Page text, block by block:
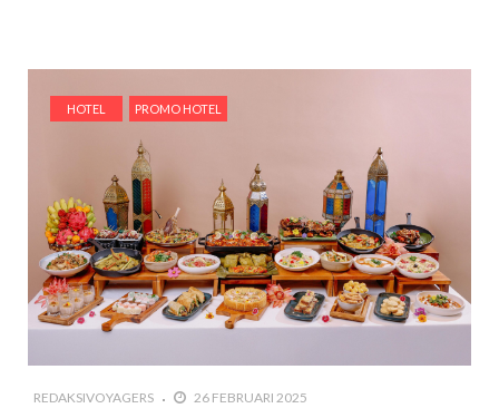
HOTEL PROMO HOTEL
REDAKSIVOYAGERS 26 FEBRUARI 2025